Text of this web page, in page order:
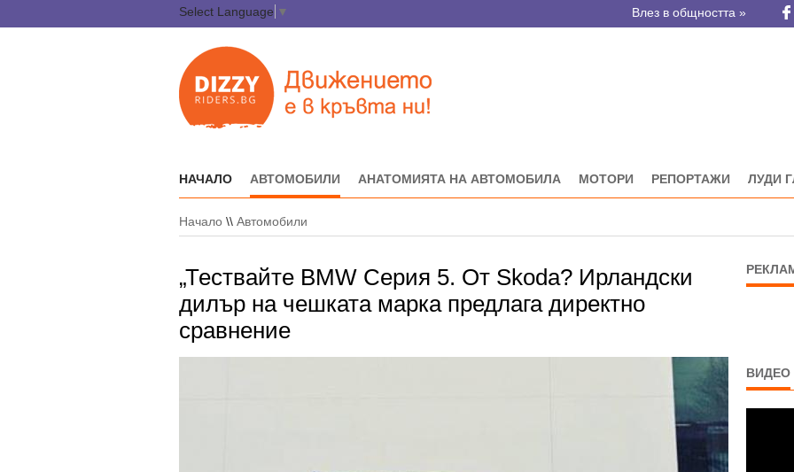
Select Language ▼ Влез в общността »
НАЧАЛО АВТОМОБИЛИ АНАТОМИЯТА НА АВТОМОБИЛА МОТОРИ РЕПОРТАЖИ ЛУДИ
Начало \\ Автомобили
„Тествайте BMW Серия 5. От Skoda? Ирландски
дилър на чешката марка предлага директно
сравнение
ВИДЕО